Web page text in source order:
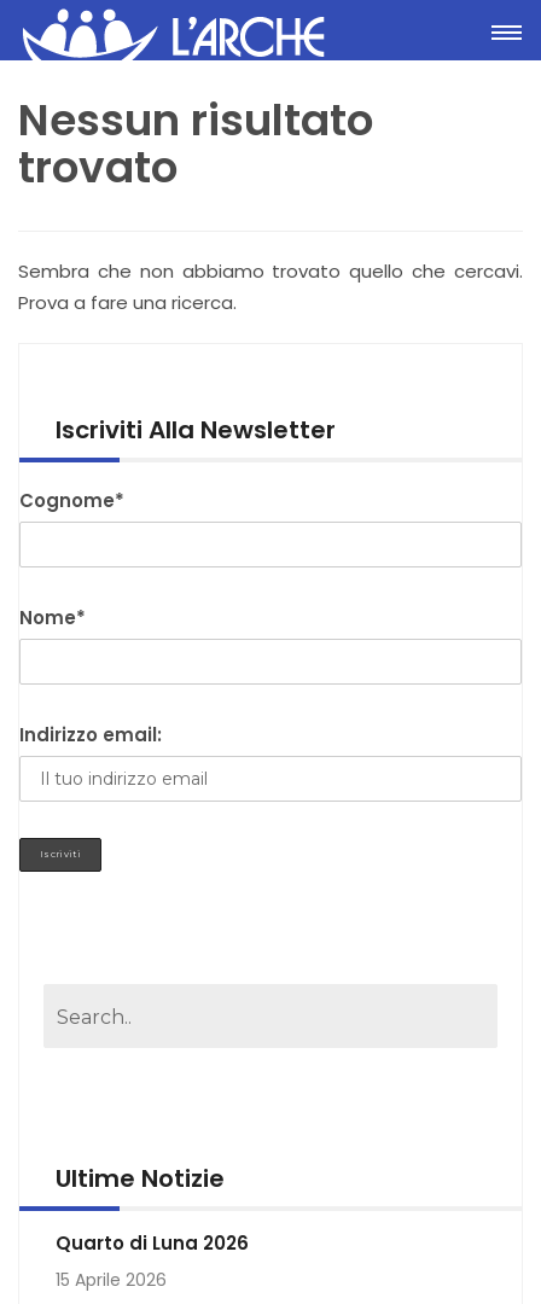
Nessun risultato
trovato
Sembra che non abbiamo trovato quello che cercavi.
Prova a fare una ricerca.
Iscriviti Alla Newsletter
Cognome*
Nome*
Indirizzo email:
Ultime Notizie
Quarto di Luna 2026
15 Aprile 2026